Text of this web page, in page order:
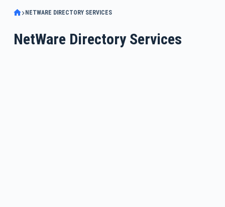
NETWARE DIRECTORY SERVICES
NetWare Directory Services